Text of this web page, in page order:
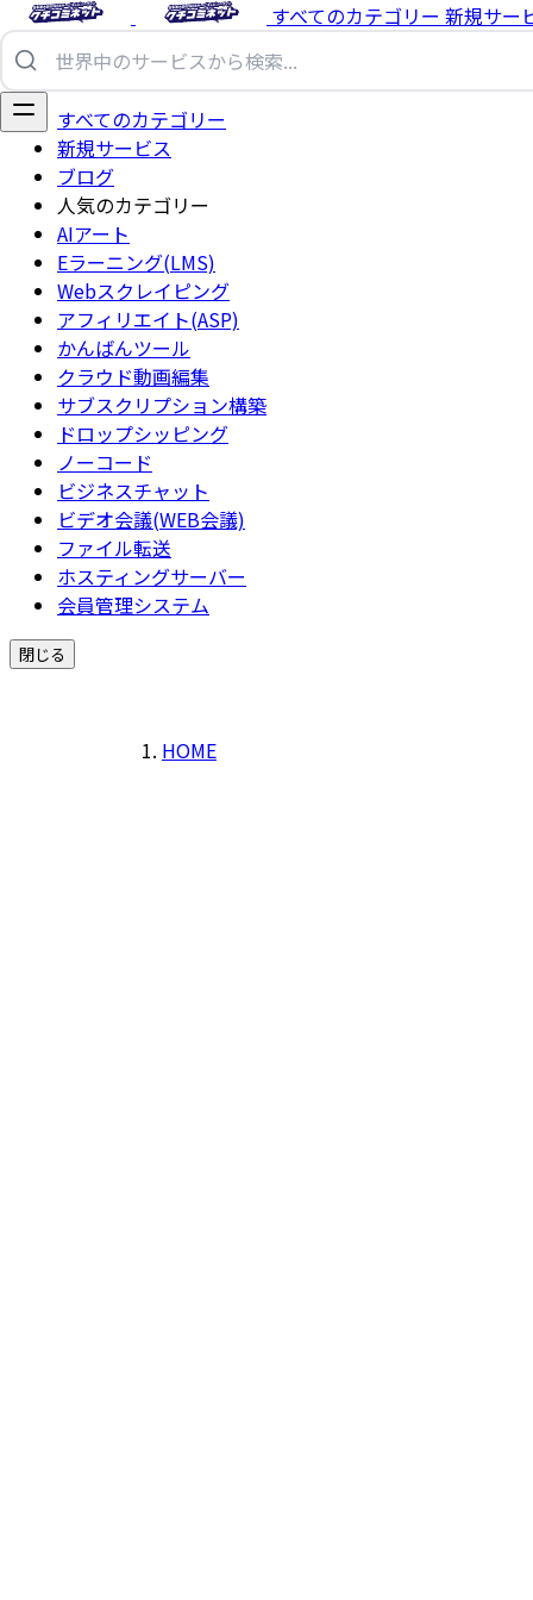
すべてのカテゴリー 新規サー
すべてのカテゴリー
新規サービス
ブログ
人気のカテゴリー
AIアート
Eラーニング(LMS)
Webスクレイピング
アフィリエイト(ASP)
かんばんツール
クラウド動画編集
サブスクリプション構築
ドロップシッピング
ノーコード
ビジネスチャット
ビデオ会議(WEB会議)
ファイル転送
ホスティングサーバー
会員管理システム
閉じる
HOME